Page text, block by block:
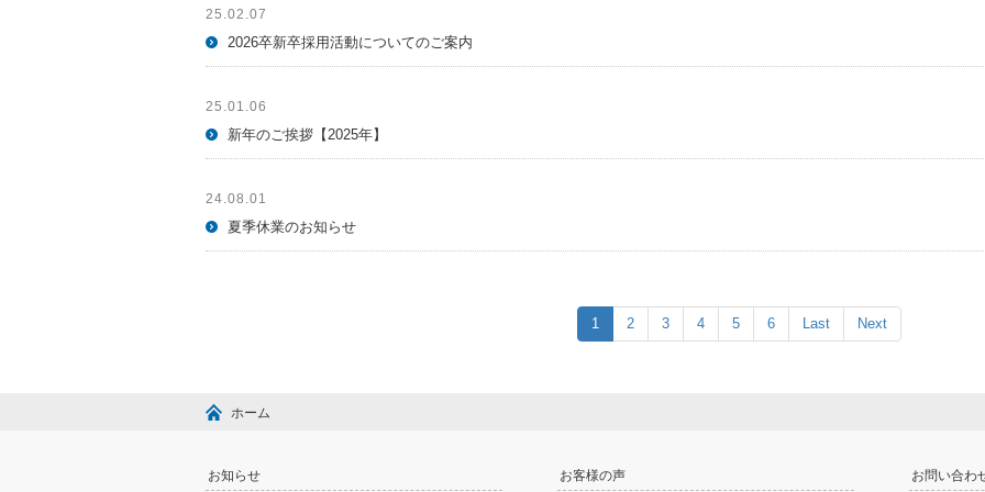
25.02.07
2026卒新卒採用活動についてのご案内
25.01.06
新年のご挨拶【2025年】
24.08.01
夏季休業のお知らせ
1 2 3 4 5 6 Last Next
ホーム
お知らせ お客様の声 お問い合わ